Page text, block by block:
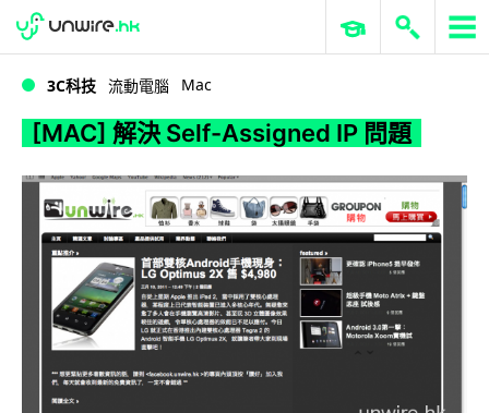
[MAC] 解決 Self-Assigned IP 問題
WWDC 2026 ERP 與商業 AI
3C科技 流動電腦 Mac
[MAC] 解決 Self-Assigned IP 問題